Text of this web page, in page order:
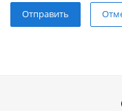
Отправить